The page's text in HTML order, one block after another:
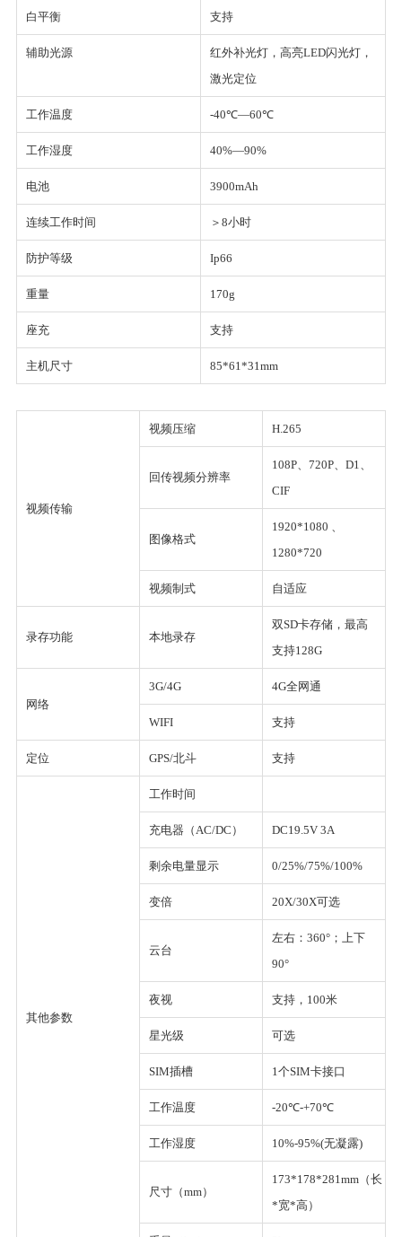
白平衡 支持
辅助光源
红外补光灯，高亮LED闪光灯，
激光定位
工作温度 -40℃—60℃
工作湿度 40%—90%
电池 3900mAh
连续工作时间 ＞8小时
防护等级 Ip66
重量 170g
座充 支持
主机尺寸 85*61*31mm
视频传输
视频压缩 H.265
回传视频分辨率
108P、720P、D1、
CIF
图像格式
1920*1080 、
1280*720
视频制式 自适应
录存功能 本地录存
双SD卡存储，最高
支持128G
网络
3G/4G 4G全网通
WIFI 支持
定位 GPS/北斗 支持
其他参数
工作时间
充电器（AC/DC） DC19.5V 3A
剩余电量显示 0/25%/75%/100%
变倍 20X/30X可选
云台
左右：360°；上下
90°
夜视 支持，100米
星光级 可选
SIM插槽 1个SIM卡接口
工作温度 -20℃-+70℃
工作湿度 10%-95%(无凝露)
尺寸（mm）
173*178*281mm（长
*宽*高）